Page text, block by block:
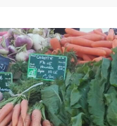
la place Louis
locaux.